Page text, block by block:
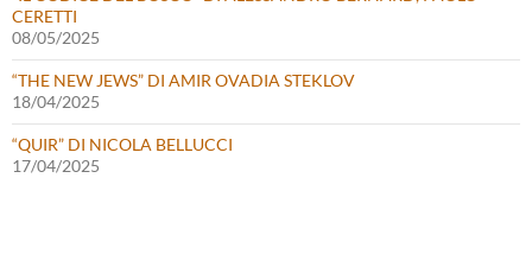
CERETTI
08/05/2025
“THE NEW JEWS” DI AMIR OVADIA STEKLOV
18/04/2025
“QUIR” DI NICOLA BELLUCCI
17/04/2025